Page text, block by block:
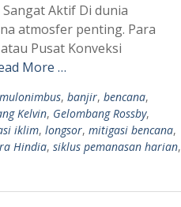
Aktif Di dunia
atmosfer penting. Para
Pusat Konveksi
More …
, banjir, bencana,
Kelvin, Gelombang Rossby,
iklim, longsor, mitigasi bencana,
Hindia, siklus pemanasan harian,